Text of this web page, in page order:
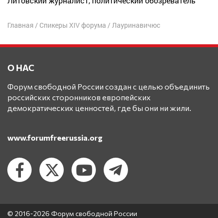
Главная / Спикеры XIV форума / Лауринавичюс
О НАС
Форум свободной России создан с целью объединить
российских сторонников европейских
демократических ценностей, где бы они ни жили.
www.forumfreerussia.org
© 2016-2026 Форум свободной России